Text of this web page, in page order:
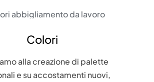
Colori
alla creazione di palette
e su accostamenti nuovi,